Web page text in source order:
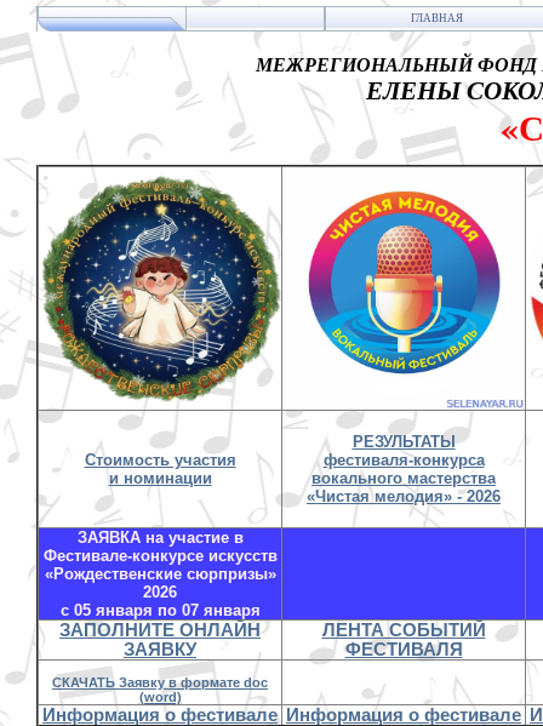
ГЛАВНАЯ
МЕЖРЕГИОНАЛЬНЫЙ ФОНД
ЕЛЕНЫ
Стоимость участия
и номинации
РЕЗУЛЬТАТЫ
фестиваля-конкурса
вокального мастерства
«Чистая мелодия» - 2026
ЗАЯВКА на участие в
Фестивале-конкурсе искусств
«Рождественские сюрпризы»
2026
с 05 января по 07 января
ЗАПОЛНИТЕ ОНЛАЙН
ЗАЯВКУ
ЛЕНТА СОБЫТИЙ
ФЕСТИВАЛЯ
СКАЧАТЬ Заявку в формате doc
(word)
Информация о фестивале Информация о фестивале